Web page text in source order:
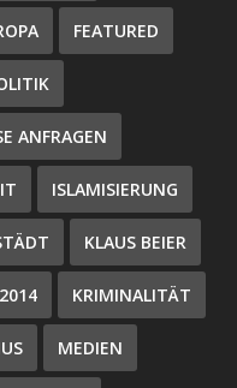
FEATURED
ANFRAGEN
ISLAMISIERUNG
KLAUS BEIER
KRIMINALITÄT
MEDIEN